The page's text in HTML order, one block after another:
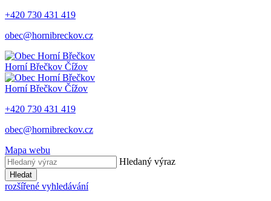
+420 730 431 419
obec@hornibreckov.cz
Horní Břečkov Čížov
Horní Břečkov Čížov
+420 730 431 419
obec@hornibreckov.cz
Mapa webu
Hledaný výraz
Hledat
rozšířené vyhledávání